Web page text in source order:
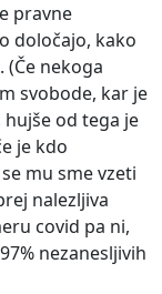
pravne
določajo, kako
nekoga
svobode, kar je
od tega je
je kdo
mu sme vzeti
nalezljiva
covid pa ni,
nezanesljivih